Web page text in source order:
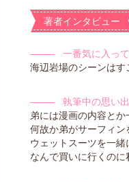
著者インタビュー
―――一番気に入って
海辺岩場のシーンは
―――執筆中の思い出
弟には漫画の内容とか
何故か弟がサーフィン
ウェットスーツを一
なんで買いに行くの